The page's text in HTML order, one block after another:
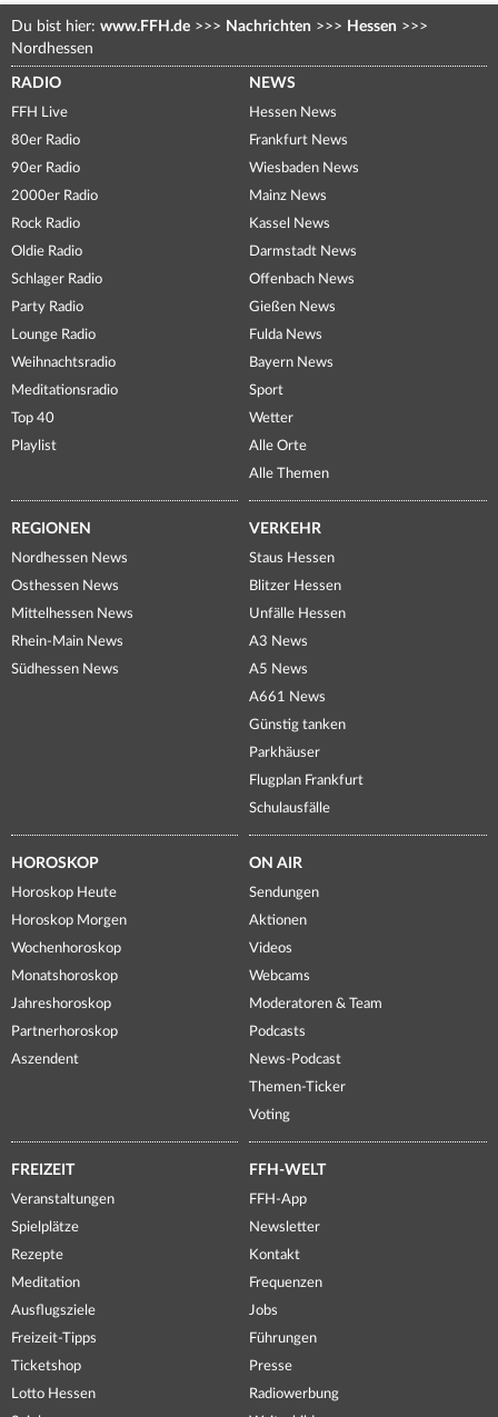
Du bist hier: www.FFH.de >>> Nachrichten >>> Hessen >>>
Nordhessen
RADIO
FFH Live
80er Radio
90er Radio
2000er Radio
Rock Radio
Oldie Radio
Schlager Radio
Party Radio
Lounge Radio
Weihnachtsradio
Meditationsradio
Top 40
Playlist
NEWS
Hessen News
Frankfurt News
Wiesbaden News
Mainz News
Kassel News
Darmstadt News
Offenbach News
Gießen News
Fulda News
Bayern News
Sport
Wetter
Alle Orte
Alle Themen
REGIONEN
Nordhessen News
Osthessen News
Mittelhessen News
Rhein-Main News
Südhessen News
VERKEHR
Staus Hessen
Blitzer Hessen
Unfälle Hessen
A3 News
A5 News
A661 News
Günstig tanken
Parkhäuser
Flugplan Frankfurt
Schulausfälle
HOROSKOP
Horoskop Heute
Horoskop Morgen
Wochenhoroskop
Monatshoroskop
Jahreshoroskop
Partnerhoroskop
Aszendent
ON AIR
Sendungen
Aktionen
Videos
Webcams
Moderatoren & Team
Podcasts
News-Podcast
Themen-Ticker
Voting
FREIZEIT
Veranstaltungen
Spielplätze
Rezepte
Meditation
Ausflugsziele
Freizeit-Tipps
Ticketshop
Lotto Hessen
FFH-WELT
FFH-App
Newsletter
Kontakt
Frequenzen
Jobs
Führungen
Presse
Radiowerbung